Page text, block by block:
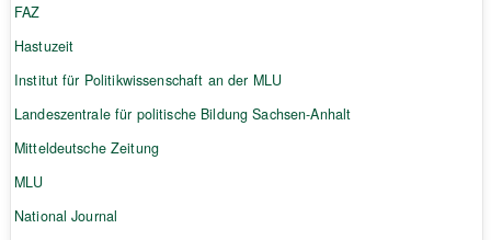
FAZ
Hastuzeit
Institut für Politikwissenschaft an der MLU
Landeszentrale für politische Bildung Sachsen-Anhalt
Mitteldeutsche Zeitung
MLU
National Journal